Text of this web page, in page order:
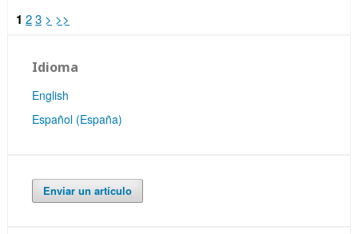
1 23 > >>
Idioma
English
Español (España)
Enviar un artículo